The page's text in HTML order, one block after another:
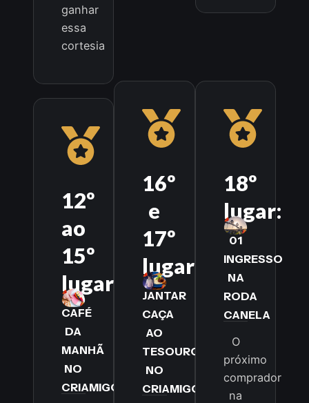
ganhar
essa
cortesia
12º
ao
15º
lugar:
CAFÉ
DA
MANHÃ
NO
CRIAMIGOS
16º
e
17º
lugar:
JANTAR
CAÇA
AO
TESOURO
NO
CRIAMIGOS
18º
lugar:
01
INGRESSO
NA
RODA
CANELA
O
próximo
comprador
na